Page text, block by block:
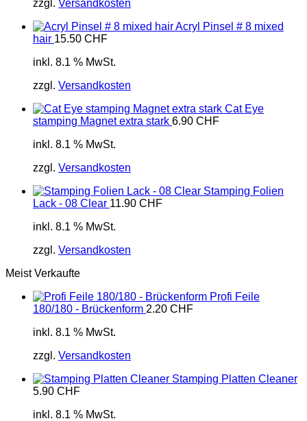
zzgl. Versandkosten
Acryl Pinsel # 8 mixed
hair 15.50 CHF
inkl. 8.1 % MwSt.
zzgl. Versandkosten
Cat Eye
stamping Magnet extra stark 6.90 CHF
inkl. 8.1 % MwSt.
zzgl. Versandkosten
Stamping Folien
Lack - 08 Clear 11.90 CHF
inkl. 8.1 % MwSt.
zzgl. Versandkosten
Meist Verkaufte
Profi Feile
180/180 - Brückenform 2.20 CHF
inkl. 8.1 % MwSt.
zzgl. Versandkosten
Stamping Platten Cleaner
5.90 CHF
inkl. 8.1 % MwSt.